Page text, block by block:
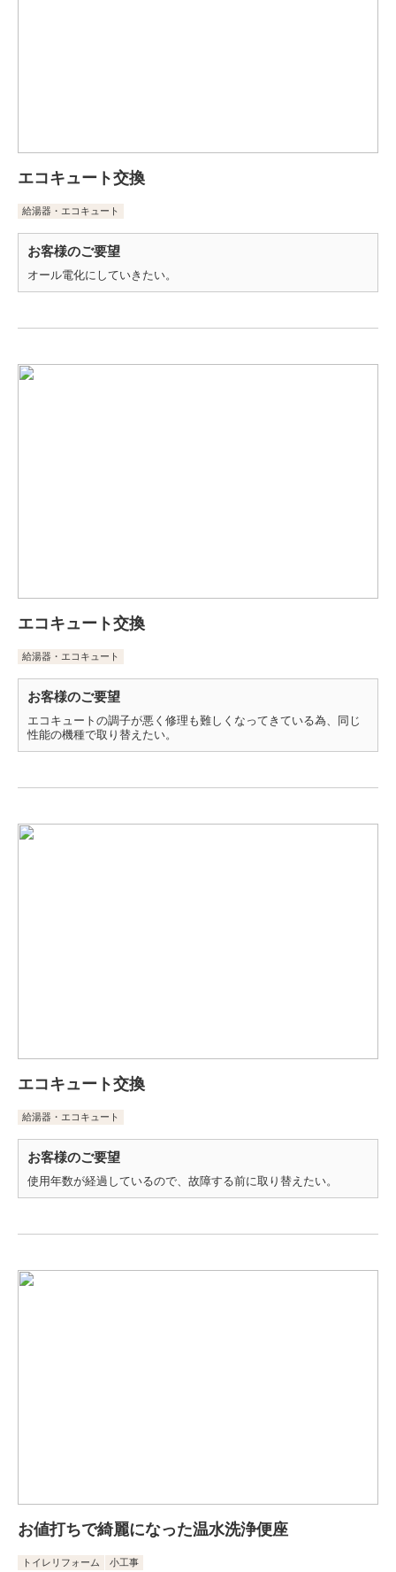
エコキュート交換
給湯器・エコキュート
お客様のご要望
オール電化にしていきたい。
エコキュート交換
給湯器・エコキュート
お客様のご要望
エコキュートの調子が悪く修理も難しくなってきている為、同じ
性能の機種で取り替えたい。
エコキュート交換
給湯器・エコキュート
お客様のご要望
使用年数が経過しているので、故障する前に取り替えたい。
お値打ちで綺麗になった温水洗浄便座
トイレリフォーム 小工事